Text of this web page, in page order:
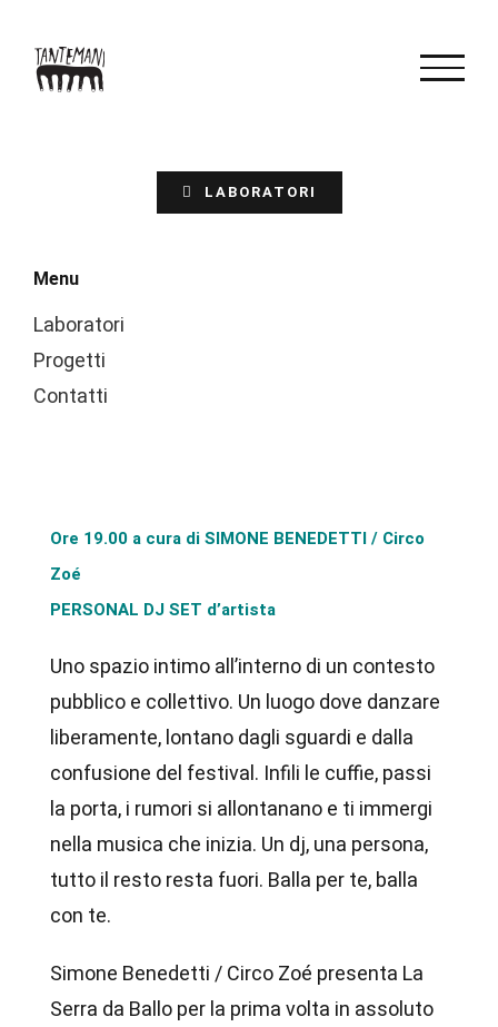
contenuto
Ore 19.00 a cura di SIMONE BENEDETTI / Circo
Zoé
PERSONAL DJ SET d’artista
Uno spazio intimo all’interno di un contesto
pubblico e collettivo. Un luogo dove danzare
liberamente, lontano dagli sguardi e dalla
confusione del festival. Infili le cuffie, passi
la porta, i rumori si allontanano e ti immergi
nella musica che inizia. Un dj, una persona,
tutto il resto resta fuori. Balla per te, balla
con te.
Simone Benedetti / Circo Zoé presenta La
Serra da Ballo per la prima volta in assoluto
LABORATORI
Menu
Laboratori
Progetti
Contatti